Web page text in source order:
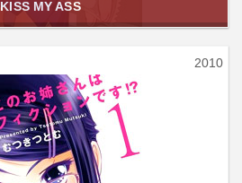
KISS MY ASS
2010